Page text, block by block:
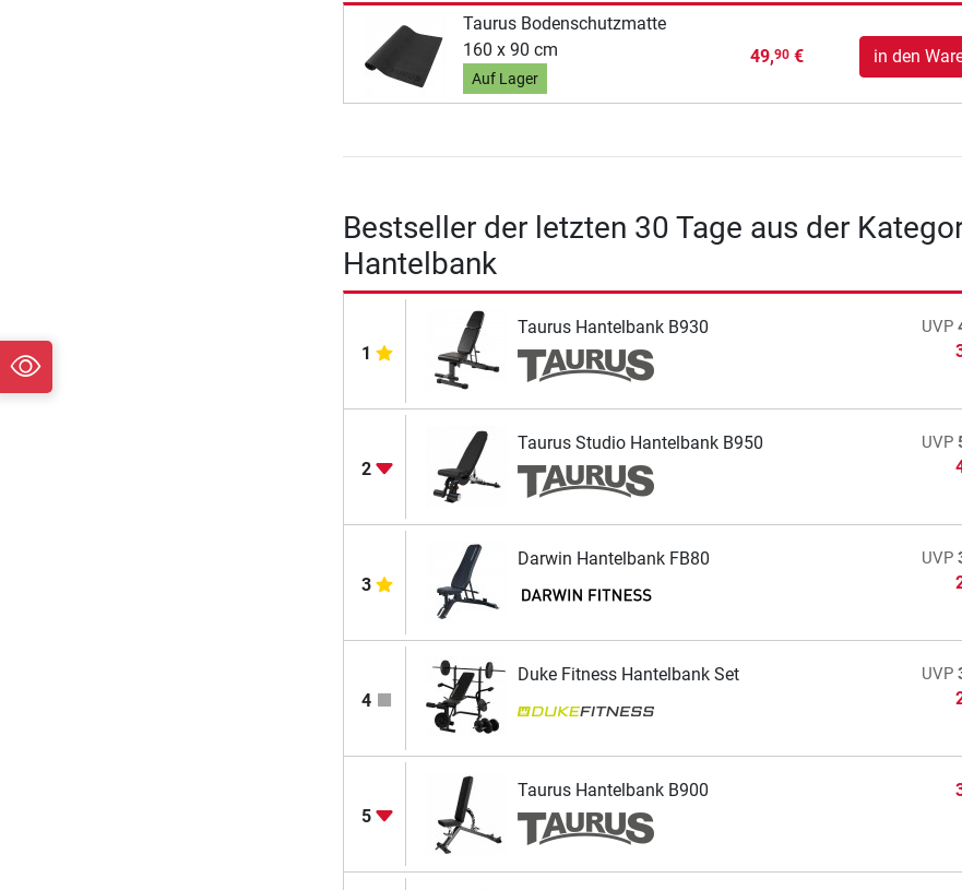
Taurus Bodenschutzmatte
160 x 90 cm
Auf Lager
49,90€ in den
Bestseller der letzten 30 Tage aus der
Hantelbank
1
Taurus Hantelbank B930 UVP
2
Taurus Studio Hantelbank B950 UVP
3
Darwin Hantelbank FB80 UVP
4
Duke Fitness Hantelbank Set UVP
5
Taurus Hantelbank B900